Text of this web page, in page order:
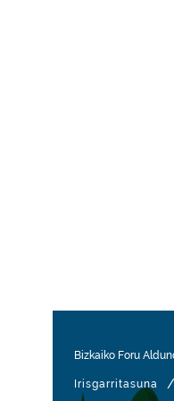
Bizkaiko Foru
Irisgarritasuna /